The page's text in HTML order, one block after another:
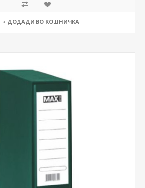
+ ДОДАДИ ВО КОШНИЧКА